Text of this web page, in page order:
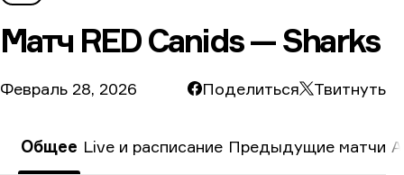
Матч RED Canids — Sharks
Февраль 28, 2026 Поделиться Твитнуть
Общее Live и расписание Предыдущие матчи